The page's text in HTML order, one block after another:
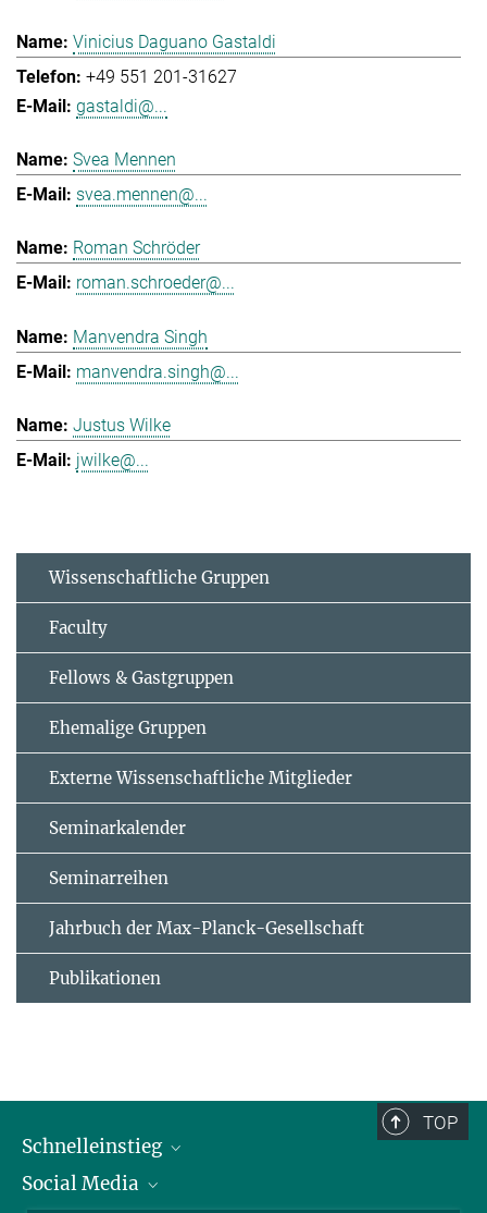
Vinicius Daguano Gastaldi
+49 551 201-31627
gastaldi@...
Svea Mennen
svea.mennen@...
Roman Schröder
roman.schroeder@...
Manvendra Singh
manvendra.singh@...
Justus Wilke
jwilke@...
Wissenschaftliche Gruppen
Faculty
Fellows & Gastgruppen
Ehemalige Gruppen
Externe Wissenschaftliche Mitglieder
Seminarkalender
Seminarreihen
Jahrbuch der Max-Planck-Gesellschaft
Publikationen
TOP
Schnelleinstieg
Alumni
Social Media